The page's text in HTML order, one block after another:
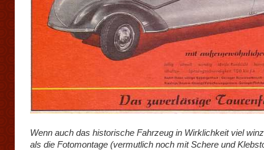
Wenn auch das historische Fahrzeug in Wirklichkeit viel
als die Fotomontage (vermutlich noch mit Schere und